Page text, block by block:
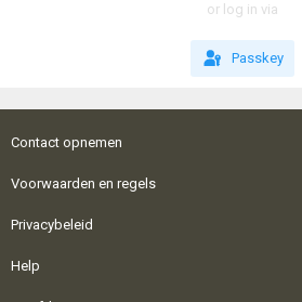
or log in via
Passkey
Contact opnemen
Voorwaarden en regels
Privacybeleid
Help